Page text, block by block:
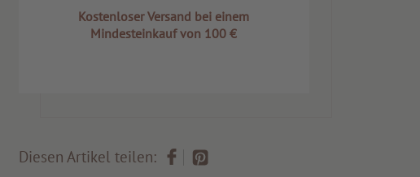
Kostenloser Versand bei einem
Mindesteinkauf von 100 €
Diesen Artikel teilen: